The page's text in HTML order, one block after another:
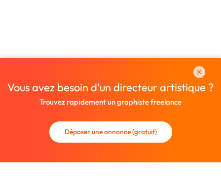
Vous avez besoin d'un directeur artistique ?
Trouvez rapidement un graphiste freelance
Déposer une annonce (gratuit)